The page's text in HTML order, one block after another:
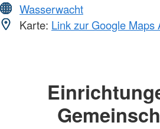
Wasserwacht
Karte: Link zur Google Maps